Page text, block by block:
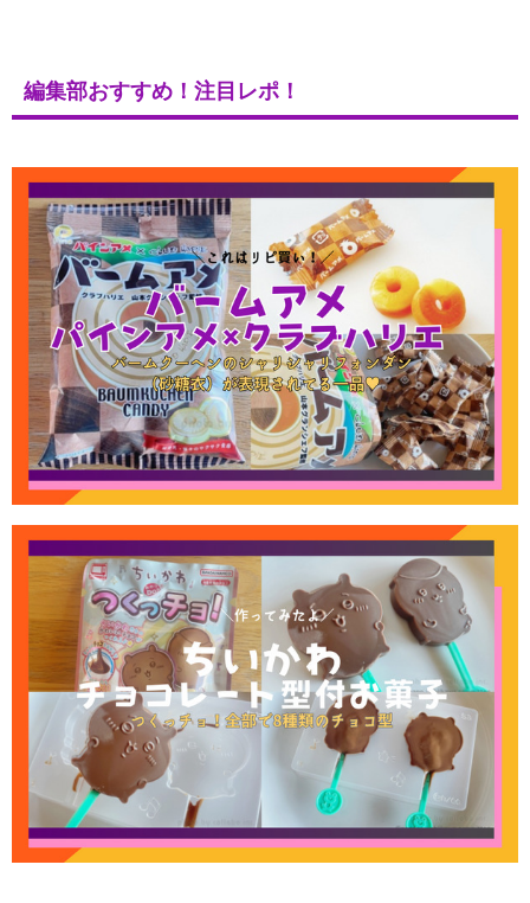
編集部おすすめ！注目レポ！